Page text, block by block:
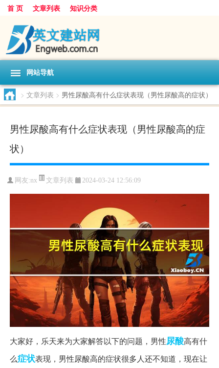
首 页 文章列表 知识分类
网站导航
> 文章列表 > 男性尿酸高有什么症状表现（男性尿酸高的症状）
男性尿酸高有什么症状表现（男性尿酸高的症
状）
网友:nx 文章列表 2024-03-24 12:56:09
大家好，乐天来为大家解答以下的问题，男性尿酸高有什
么症状表现，男性尿酸高的症状很多人还不知道，现在让